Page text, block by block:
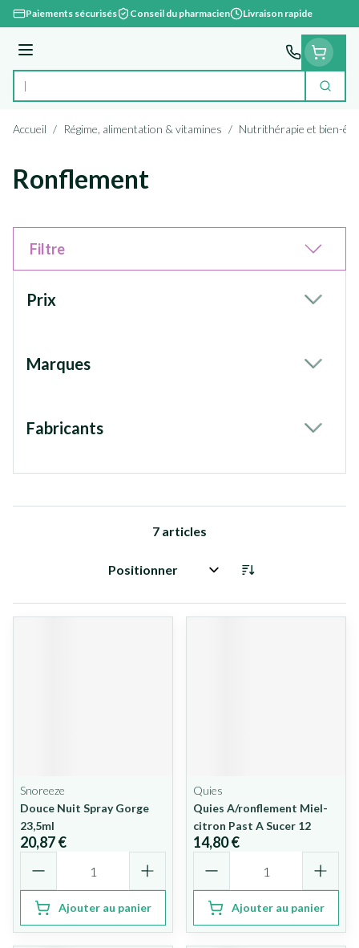
Aller au contenu
Paiements sécurisés Conseil du pharmacien Livraison rapide
Menu
Rechercher
Accueil / Régime, alimentation & vitamines / Nutrithérapie et bien-
Ronflement
Filtre
Prix
Marques
Fabricants
7 articles
Trier par:
Snoreeze
Douce Nuit Spray Gorge
23,5ml
20,87 €
Ajouter au panier
Quies
Quies A/ronflement Miel-
citron Past A Sucer 12
14,80 €
Ajouter au panier